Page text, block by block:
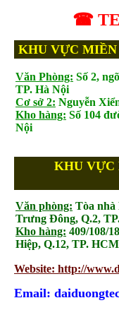
☎
KHU VỰC MIỀN
Văn Phòng: Số 2,
TP. Hà Nội
Cơ sở 2: Nguyễn
Kho hàng: Số 104
Nội
KHU VỰC
Văn phòng: Tòa nhà
Trưng Đông, Q.2,
Kho hàng: 409/108/
Hiệp, Q.12, TP. HCM
Website: http://
Email: